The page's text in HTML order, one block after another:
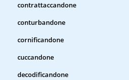
contrattaccandone
conturbandone
cornificandone
cuccandone
decodificandone